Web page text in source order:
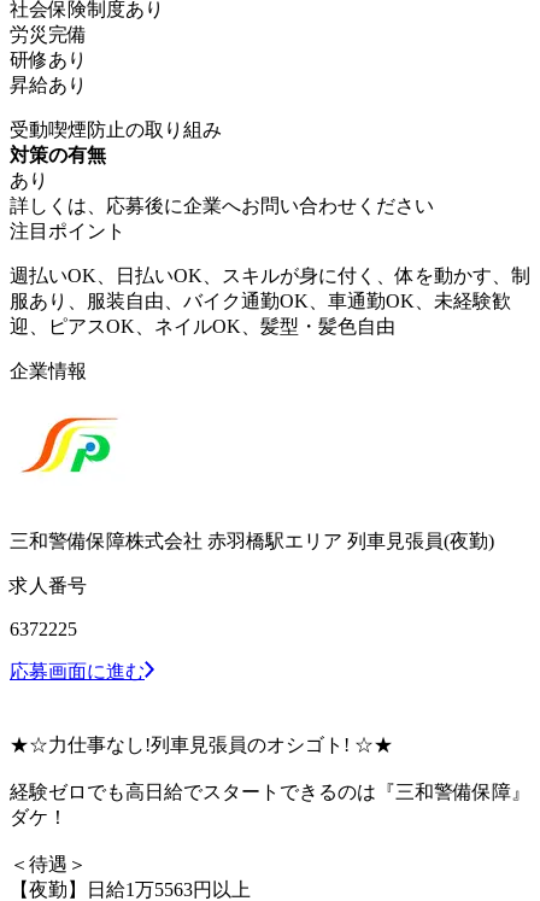
社会保険制度あり
労災完備
研修あり
昇給あり
受動喫煙防止の取り組み
対策の有無
あり
詳しくは、応募後に企業へお問い合わせください
注目ポイント
週払いOK、日払いOK、スキルが身に付く、体を動かす、制
服あり、服装自由、バイク通勤OK、車通勤OK、未経験歓
迎、ピアスOK、ネイルOK、髪型・髪色自由
企業情報
三和警備保障株式会社 赤羽橋駅エリア 列車見張員(夜勤)
求人番号
6372225
応募画面に進む
★☆力仕事なし!列車見張員のオシゴト! ☆★
経験ゼロでも高日給でスタートできるのは『三和警備保障』
ダケ！
＜待遇＞
【夜勤】日給1万5563円以上